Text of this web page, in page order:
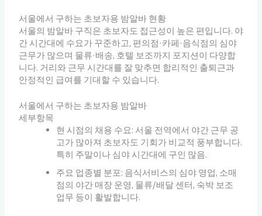
서울에서 구하는 초보자용 밤알바 현황
서울의 밤알바 구직은 초보자도 접근성이 높은 편입니다. 야
간 시간대에 수요가 꾸준하고, 편의점·카페·음식점의 심야
근무가 많으며 물류·배송, 호텔 보조까지 포지션이 다양합
니다. 거리와 근무 시간대를 잘 맞추면 합리적인 출퇴근과
안정적인 급여를 기대할 수 있습니다.
서울에서 구하는 초보자용 밤알바
세부항목
현 시점의 채용 수요: 서울 전역에서 야간 근무 공
고가 많아져 초보자도 기회가 비교적 풍부합니다.
특히 주말이나 심야 시간대에 구인 많음.
주요 업종별 분포: 음식서비스의 심야 영업, 소매
점의 야간 매장 운영, 물류/배달 센터, 숙박 보조
업무 등이 활발합니다.